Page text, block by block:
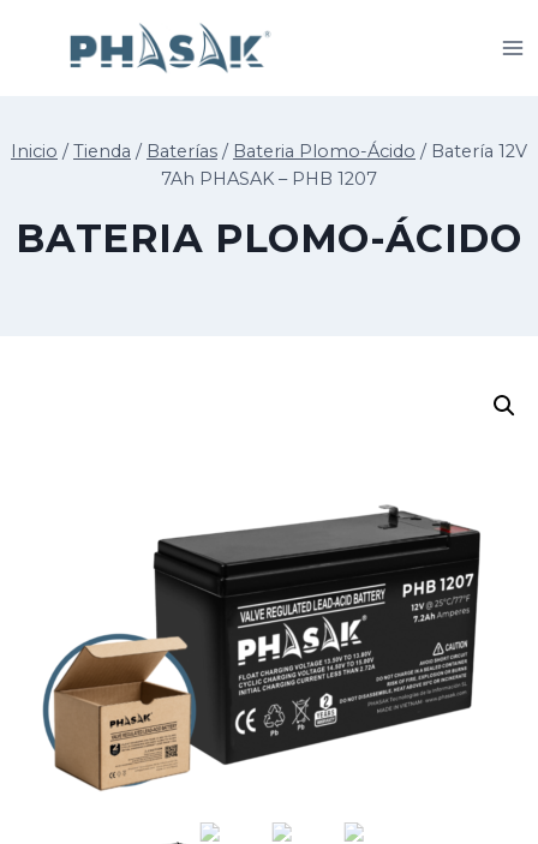
Inicio / Tienda / Baterías / Bateria Plomo-Ácido / Batería 12V
7Ah PHASAK – PHB 1207
BATERIA PLOMO-ÁCIDO